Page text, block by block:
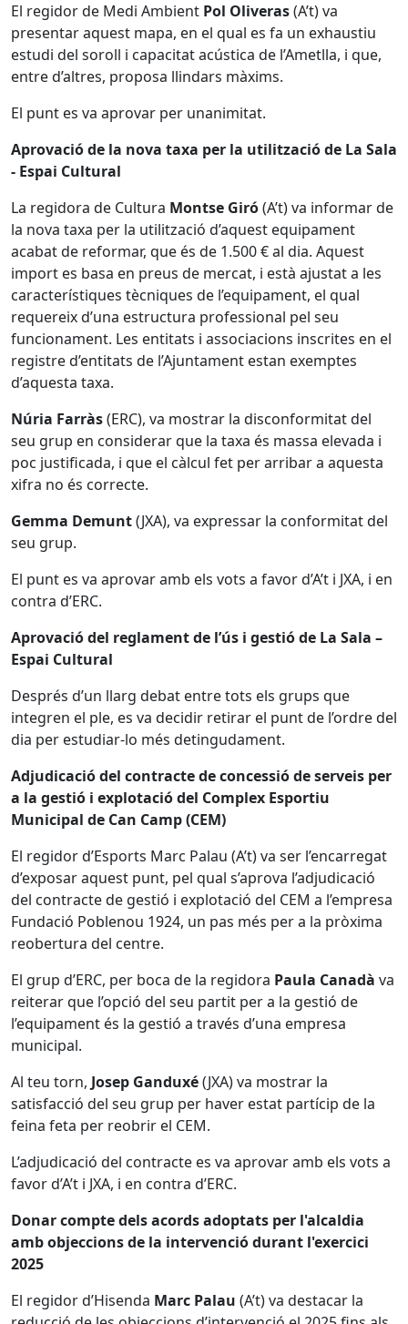
El regidor de Medi Ambient Pol Oliveras(A’t) va
presentar aquest mapa, en el qual es fa un exhaustiu
estudi del soroll i capacitat acústica de l’Ametlla, i que,
entre d’altres, proposa llindars màxims.
El punt es va aprovar per unanimitat.
Aprovació de la nova taxa per la utilització de La Sala
- Espai Cultural
La regidora de Cultura Montse Giró(A’t) va informar de
la nova taxa per la utilització d’aquest equipament
acabat de reformar, que és de 1.500 € al dia. Aquest
import es basa en preus de mercat, i està ajustat a les
característiques tècniques de l’equipament, el qual
requereix d’una estructura professional pel seu
funcionament. Les entitats i associacions inscrites en el
registre d’entitats de l’Ajuntament estan exemptes
d’aquesta taxa.
Núria Farràs(ERC), va mostrar la disconformitat del
seu grup en considerar que la taxa és massa elevada i
poc justificada, i que el càlcul fet per arribar a aquesta
xifra no és correcte.
Gemma Demunt(JXA), va expressar la conformitat del
seu grup.
El punt es va aprovar amb els vots a favor d’A’t i JXA, i en
contra d’ERC.
Aprovació del reglament de l’ús i gestió de La Sala –
Espai Cultural
Després d’un llarg debat entre tots els grups que
integren el ple, es va decidir retirar el punt de l’ordre del
dia per estudiar-lo més detingudament.
Adjudicació del contracte de concessió de serveis per
a la gestió i explotació del Complex Esportiu
Municipal de Can Camp (CEM)
El regidor d’Esports Marc Palau (A’t) va ser l’encarregat
d’exposar aquest punt, pel qual s’aprova l’adjudicació
del contracte de gestió i explotació del CEM a l’empresa
Fundació Poblenou 1924, un pas més per a la pròxima
reobertura del centre.
El grup d’ERC, per boca de la regidora Paula Canadà va
reiterar que l’opció del seu partit per a la gestió de
l’equipament és la gestió a través d’una empresa
municipal.
Al teu torn, Josep Ganduxé(JXA) va mostrar la
satisfacció del seu grup per haver estat partícip de la
feina feta per reobrir el CEM.
L’adjudicació del contracte es va aprovar amb els vots a
favor d’A’t i JXA, i en contra d’ERC.
Donar compte dels acords adoptats per l'alcaldia
amb objeccions de la intervenció durant l'exercici
2025
El regidor d’Hisenda Marc Palau (A’t) va destacar la